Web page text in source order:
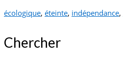
écologique, éteinte, indépendance,
Chercher